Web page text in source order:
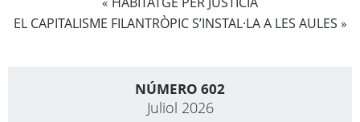
«
EL CAPITALISME FILANTRÒPIC S’INSTAL·LA A LES AULES »
NÚMERO 602
Juliol 2026